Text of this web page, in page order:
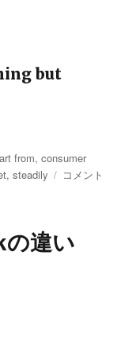
but
from,consumer
,steadily
英
③
コメント
違い